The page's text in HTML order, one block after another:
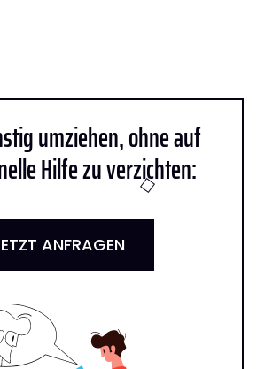
umziehen, ohne auf
Hilfe zu verzichten:
ANFRAGEN